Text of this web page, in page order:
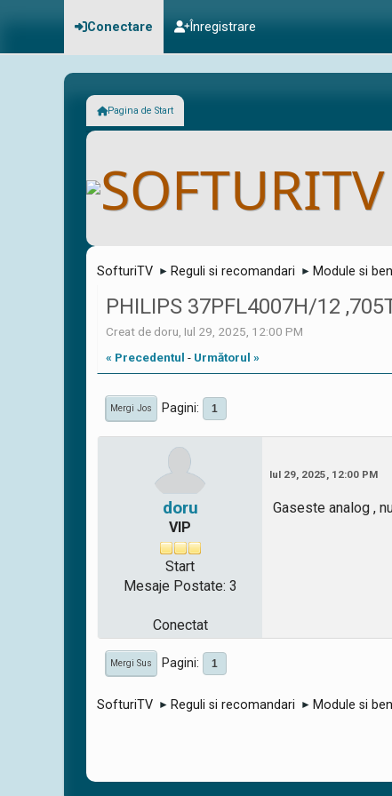
Conectare Înregistrare
Pagina de Start
SofturiTV ► Reguli si recomandari ► Module si
PHILIPS 37PFL4007H/12
Creat de doru, Iul 29, 2025, 12:00 PM
« Precedentul - Următorul »
Mergi Jos Pagini 1
doru
VIP
Start
Mesaje Postate: 3
Conectat
Iul 29, 2025, 12:00 PM
Gaseste analog ,
Mergi Sus Pagini 1
SofturiTV ► Reguli si recomandari ► Module si